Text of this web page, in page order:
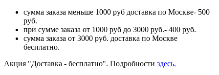
сумма заказа меньше 1000 руб доставка по Москве- 500
руб.
при сумме заказа от 1000 руб до 3000 руб.- 400 руб.
сумма заказа от 3000 руб. доставка по Москве
бесплатно.
Акция "Доставка - бесплатно". Подробности здесь.